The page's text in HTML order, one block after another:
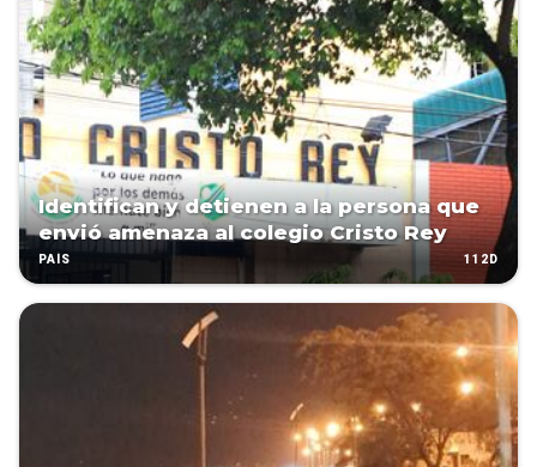
Identifican y detienen a la persona que
envió amenaza al colegio Cristo Rey
PAÍS 112D